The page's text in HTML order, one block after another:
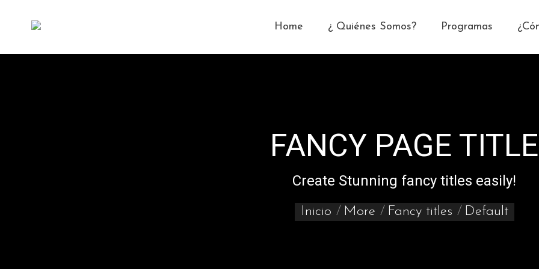
Home ¿ Quiénes Somos? Programas
FANCY PAGE TITLE
Create Stunning fancy titles easily!
Estás aquí:
Inicio More Fancy titles Default